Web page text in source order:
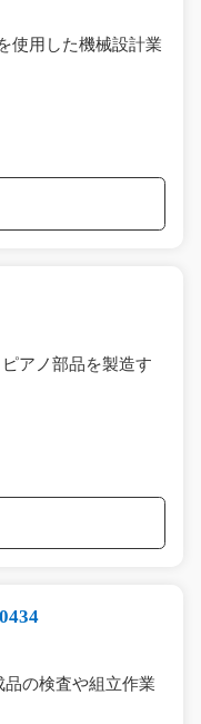
使用した機械設計業
アノ部品を製造す
の検査や組立作業